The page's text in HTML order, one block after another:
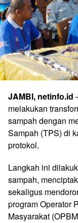
JAMBI, netinfo.id
melakukan
sampah dengan
Sampah (TPS) di
protokol.
Langkah ini
sampah,
sekaligus
program Operator
Masyarakat